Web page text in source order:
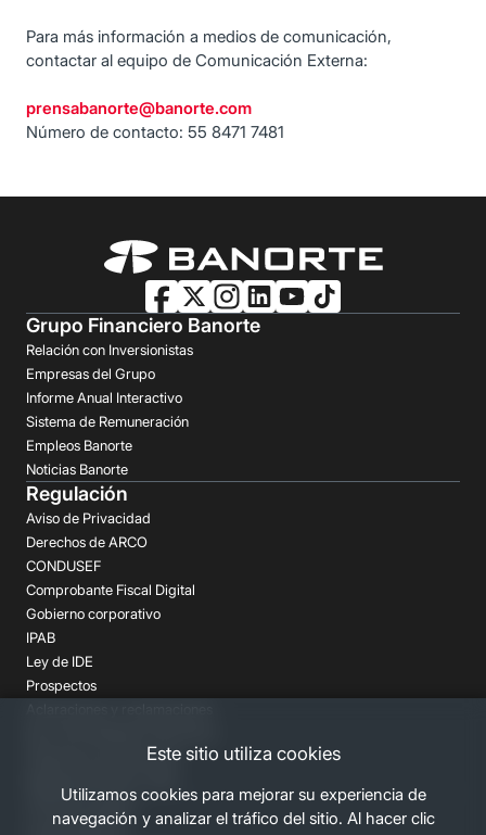
Este sitio utiliza cookies
Utilizamos cookies para mejorar su experiencia de
navegación y analizar el tráfico del sitio. Al hacer clic
Para más información a medios de comunicación,
contactar al equipo de Comunicación Externa:
prensabanorte@banorte.com
Número de contacto: 55 8471 7481
Grupo Financiero Banorte
Relación con Inversionistas
Empresas del Grupo
Informe Anual Interactivo
Sistema de Remuneración
Empleos Banorte
Noticias Banorte
Regulación
Aviso de Privacidad
Derechos de ARCO
CONDUSEF
Comprobante Fiscal Digital
Gobierno corporativo
IPAB
Ley de IDE
Prospectos
Despachos de Cobranza
Términos Legales
Canales Banorte